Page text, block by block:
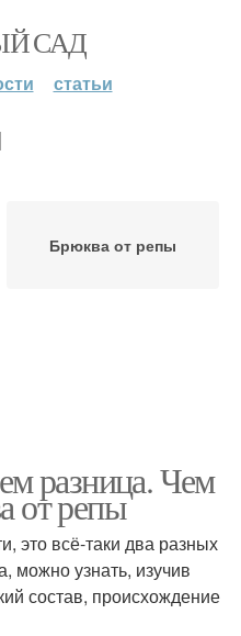
САД
статьи
Брюква от репы
разница. Чем
от репы
это всё-таки два разных
можно узнать, изучив
состав, происхождение